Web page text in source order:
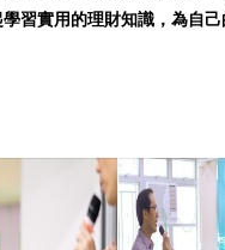
習實用的理財知識，為自